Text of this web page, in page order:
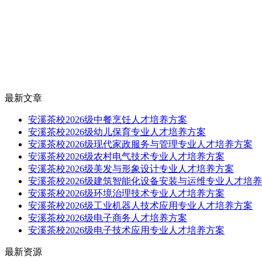
最新文章
安溪茶校2026级中餐烹饪人才培养方案
安溪茶校2026级幼儿保育专业人才培养方案
安溪茶校2026级现代家政服务与管理专业人才培养方案
安溪茶校2026级农村电气技术专业人才培养方案
安溪茶校2026级美发与形象设计专业人才培养方案
安溪茶校2026级建筑智能化设备安装与运维专业人才培
安溪茶校2026级环境治理技术专业人才培养方案
安溪茶校2026级工业机器人技术应用专业人才培养方案
安溪茶校2026级电子商务人才培养方案
安溪茶校2026级电子技术应用专业人才培养方案
最新资源